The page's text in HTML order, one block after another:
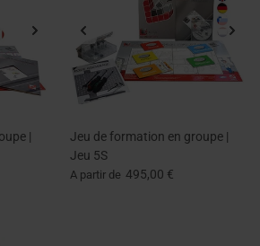
|
Jeu de formation en groupe |
Jeu 5S
A partir de 495,00 €